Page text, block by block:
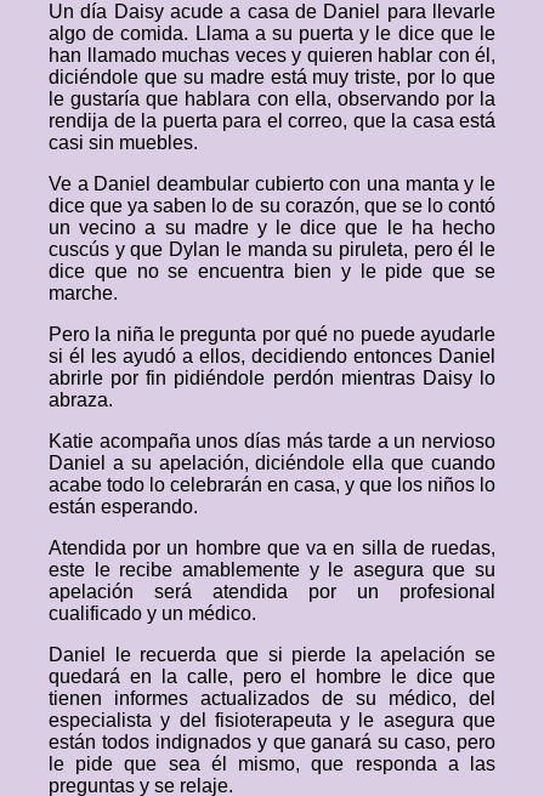
Un día Daisy acude a casa de Daniel para llevarle
algo de comida. Llama a su puerta y le dice que le
han llamado muchas veces y quieren hablar con él,
diciéndole que su madre está muy triste, por lo que
le gustaría que hablara con ella, observando por la
rendija de la puerta para el correo, que la casa está
casi sin muebles.
Ve a Daniel deambular cubierto con una manta y le
dice que ya saben lo de su corazón, que se lo contó
un vecino a su madre y le dice que le ha hecho
cuscús y que Dylan le manda su piruleta, pero él le
dice que no se encuentra bien y le pide que se
marche.
Pero la niña le pregunta por qué no puede ayudarle
si él les ayudó a ellos, decidiendo entonces Daniel
abrirle por fin pidiéndole perdón mientras Daisy lo
abraza.
Katie acompaña unos días más tarde a un nervioso
Daniel a su apelación, diciéndole ella que cuando
acabe todo lo celebrarán en casa, y que los niños lo
están esperando.
Atendida por un hombre que va en silla de ruedas,
este le recibe amablemente y le asegura que su
apelación será atendida por un profesional
cualificado y un médico.
Daniel le recuerda que si pierde la apelación se
quedará en la calle, pero el hombre le dice que
tienen informes actualizados de su médico, del
especialista y del fisioterapeuta y le asegura que
están todos indignados y que ganará su caso, pero
le pide que sea él mismo, que responda a las
preguntas y se relaje.